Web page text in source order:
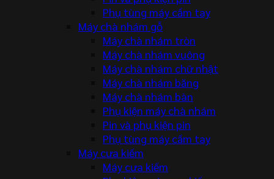
Phụ tùng máy cầm tay
Máy chà nhám gỗ
Máy chà nhám tròn
Máy chà nhám vuông
Máy chà nhám chữ nhật
Máy chà nhám băng
Máy chà nhám bàn
Phụ kiện máy chà nhám
Pin và phụ kiện pin
Phụ tùng máy cầm tay
Máy cưa kiếm
Máy cưa kiếm